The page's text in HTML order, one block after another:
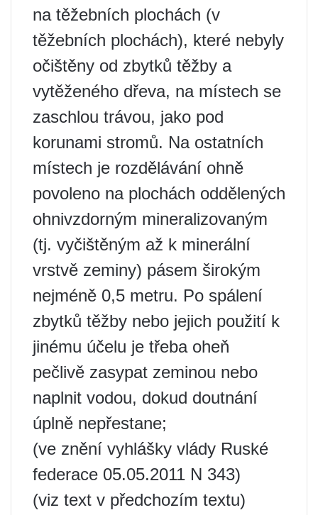
na těžebních plochách (v
těžebních plochách), které nebyly
očištěny od zbytků těžby a
vytěženého dřeva, na místech se
zaschlou trávou, jako pod
korunami stromů. Na ostatních
místech je rozdělávání ohně
povoleno na plochách oddělených
ohnivzdorným mineralizovaným
(tj. vyčištěným až k minerální
vrstvě zeminy) pásem širokým
nejméně 0,5 metru. Po spálení
zbytků těžby nebo jejich použití k
jinému účelu je třeba oheň
pečlivě zasypat zeminou nebo
naplnit vodou, dokud doutnání
úplně nepřestane;
(ve znění vyhlášky vlády Ruské
federace 05.05.2011 N 343)
(viz text v předchozím textu)